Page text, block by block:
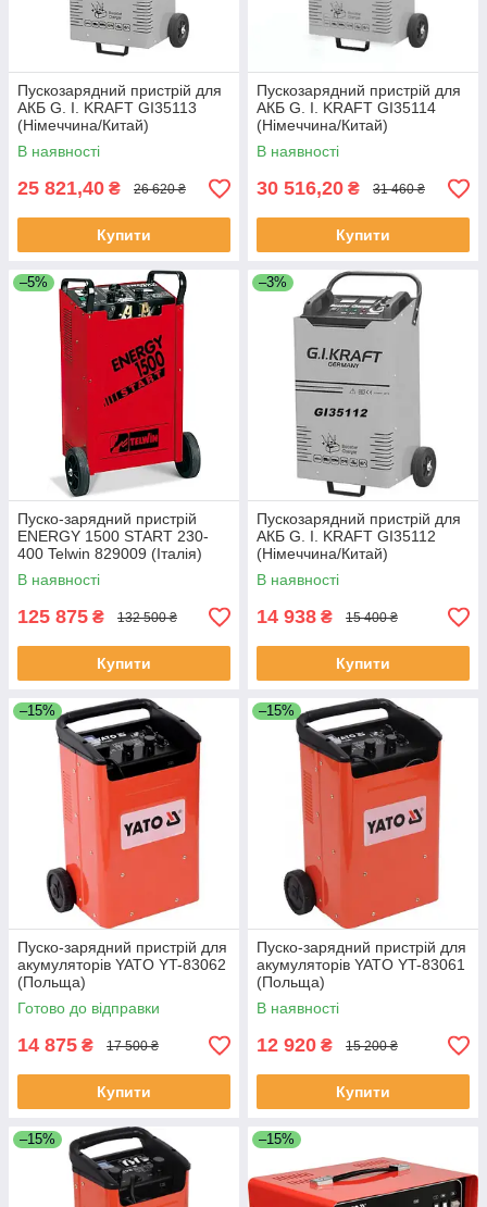
Пускозарядний пристрій для
АКБ G. I. KRAFT GI35113
(Німеччина/Китай)
В наявності
25 821,40 ₴ 26 620 ₴
Купити
Пускозарядний пристрій для
АКБ G. I. KRAFT GI35114
(Німеччина/Китай)
В наявності
30 516,20 ₴ 31 460 ₴
Купити
–5%
Пуско-зарядний пристрій
ENERGY 1500 START 230-
400 Telwin 829009 (Італія)
В наявності
125 875 ₴ 132 500 ₴
Купити
–3%
Пускозарядний пристрій для
АКБ G. I. KRAFT GI35112
(Німеччина/Китай)
В наявності
14 938 ₴ 15 400 ₴
Купити
–15%
Пуско-зарядний пристрій для
акумуляторів YATO YT-83062
(Польща)
Готово до відправки
14 875 ₴ 17 500 ₴
Купити
–15%
Пуско-зарядний пристрій для
акумуляторів YATO YT-83061
(Польща)
В наявності
12 920 ₴ 15 200 ₴
Купити
–15% –15%